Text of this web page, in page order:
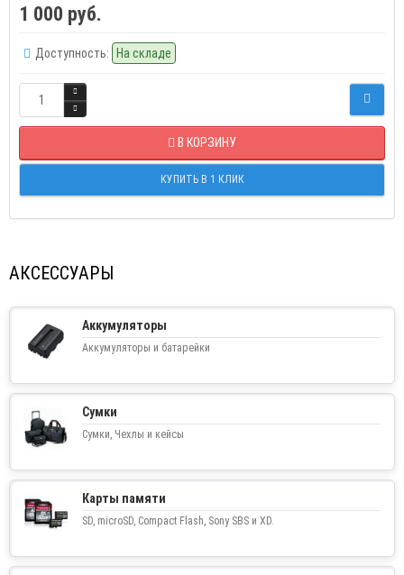
1 000 руб.
Доступность: На складе
В КОРЗИНУ
КУПИТЬ В 1 КЛИК
АКСЕССУАРЫ
Аккумуляторы
Аккумуляторы и батарейки
Сумки
Сумки, Чехлы и кейсы
Карты памяти
SD, microSD, Compact Flash, Sony SBS и XD.